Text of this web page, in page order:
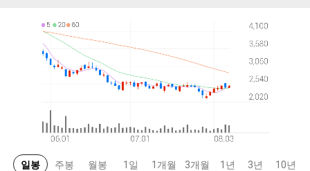
일봉 주봉 월봉 1일 1개월 3개월 1년 3년 10년